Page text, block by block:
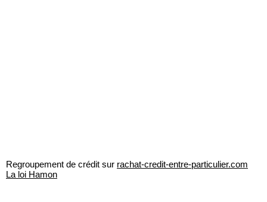
Regroupement de crédit sur rachat-credit-entre-particulier.com
La loi Hamon